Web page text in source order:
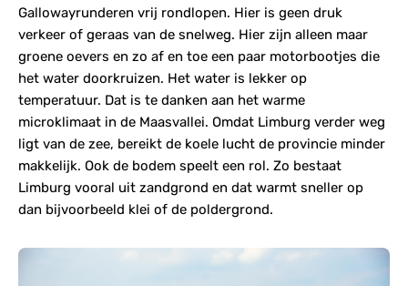
Gallowayrunderen vrij rondlopen. Hier is geen druk
verkeer of geraas van de snelweg. Hier zijn alleen maar
groene oevers en zo af en toe een paar motorbootjes die
het water doorkruizen. Het water is lekker op
temperatuur. Dat is te danken aan het warme
microklimaat in de Maasvallei. Omdat Limburg verder weg
ligt van de zee, bereikt de koele lucht de provincie minder
makkelijk. Ook de bodem speelt een rol. Zo bestaat
Limburg vooral uit zandgrond en dat warmt sneller op
dan bijvoorbeeld klei of de poldergrond.